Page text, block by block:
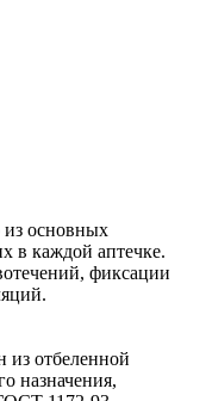
основных
в каждой аптечке.
фиксации
из отбеленной
назначения,